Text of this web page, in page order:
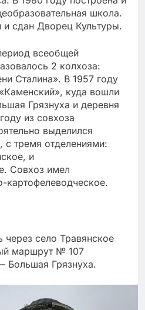
школа.
и сдан Дворец Культуры.
всеобщей
2 колхоза:
Сталина». В 1957 году
куда вошли
Грязнуха и деревня
из совхоза
выделился
с тремя отделениями:
и
Совхоз имел
картофелеводческое.
через село Травянское
маршрут № 107
Большая Грязнуха.